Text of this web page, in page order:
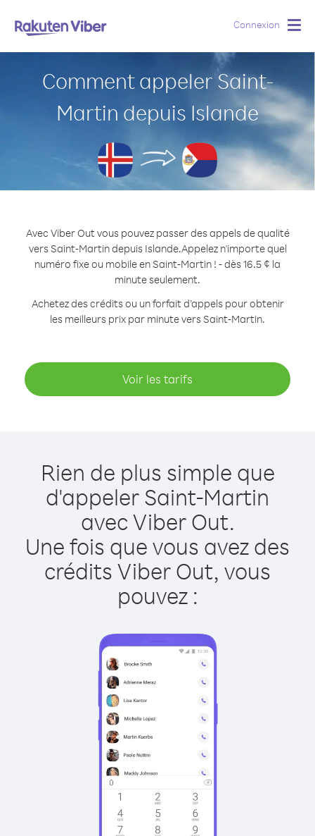
Connexion
Comment appeler Saint-
Martin depuis Islande
Avec Viber Out vous pouvez passer des appels de qualité
vers Saint-Martin depuis Islande.Appelez n'importe quel
numéro fixe ou mobile en Saint-Martin ! - dès 16.5 ¢ la
minute seulement.
Achetez des crédits ou un forfait d’appels pour obtenir
les meilleurs prix par minute vers Saint-Martin.
Voir les tarifs
Rien de plus simple que
d'appeler Saint-Martin
avec Viber Out.
Une fois que vous avez des
crédits Viber Out, vous
pouvez :